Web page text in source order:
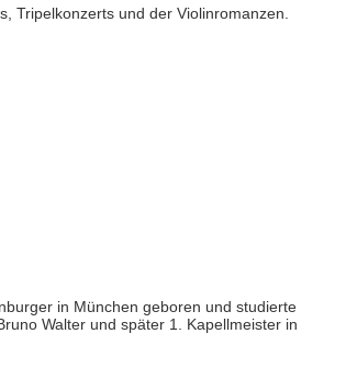
Tripelkonzerts und der Violinromanzen.
in München geboren und studierte
Walter und später 1. Kapellmeister in